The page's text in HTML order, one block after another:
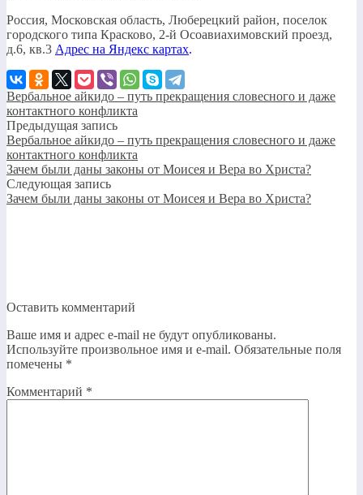
Россия, Московская область, Люберецкий район, поселок
городского типа Красково, 2-й Осоавиахимовский проезд,
д.6, кв.3 Адрес на Яндекс картах.
Вербальное айкидо – путь прекращения словесного и даже
контактного конфликта
Предыдущая запись
Вербальное айкидо – путь прекращения словесного и даже
контактного конфликта
Зачем были даны законы от Моисея и Вера во Христа?
Следующая запись
Зачем были даны законы от Моисея и Вера во Христа?
Оставить комментарий
Ваше имя и адрес e-mail не будут опубликованы.
Используйте произвольное имя и e-mail. Обязательные поля
помечены *
Комментарий *